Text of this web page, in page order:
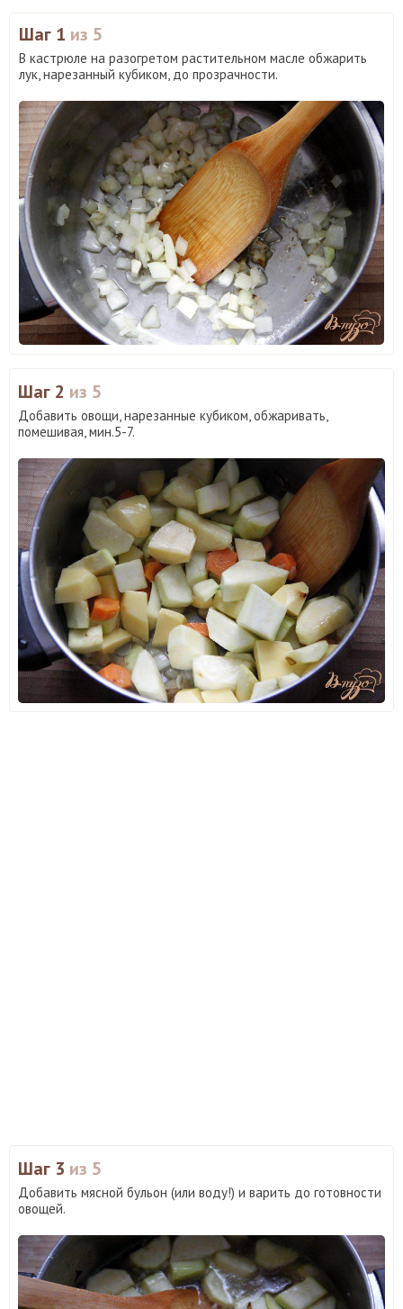
Шаг 1 из 5
В кастрюле на разогретом растительном масле обжарить
лук, нарезанный кубиком, до прозрачности.
Шаг 2 из 5
Добавить овощи, нарезанные кубиком, обжаривать,
помешивая, мин.5-7.
Шаг 3 из 5
Добавить мясной бульон (или воду!) и варить до готовности
овощей.